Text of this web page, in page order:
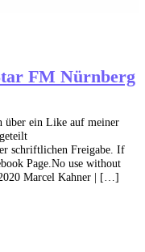
FM Nürnberg
über ein Like auf meiner
schriftlichen Freigabe. If
Page.No use without
Marcel Kahner | […]